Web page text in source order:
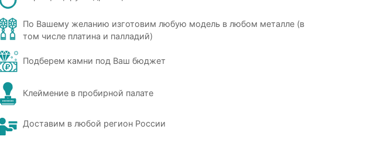
По Вашему желанию изготовим любую модель в любом металле (в
том числе платина и палладий)
Подберем камни под Ваш бюджет
Клеймение в пробирной палате
Доставим в любой регион России